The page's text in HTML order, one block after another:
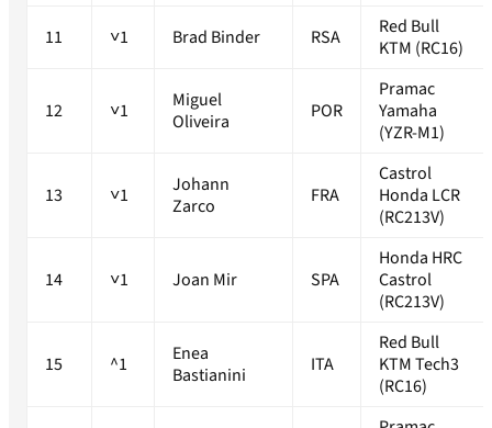
11 ˅1 Brad Binder RSA
Red Bull
KTM (RC16)
12 ˅1
Miguel
Oliveira
POR
Pramac
Yamaha
(YZR-M1)
13 ˅1
Johann
Zarco
FRA
Castrol
Honda LCR
(RC213V)
14 ˅1 Joan Mir SPA
Honda HRC
Castrol
(RC213V)
15 ^1
Enea
Bastianini
ITA
Red Bull
KTM Tech3
(RC16)